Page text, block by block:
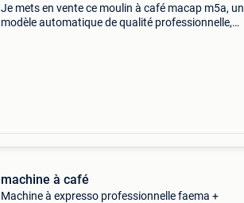
Je mets en vente ce moulin à café macap m5a, un
modèle automatique de qualité professionnelle,
machine à café
Machine à expresso professionnelle faema +